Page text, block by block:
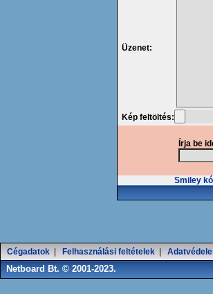
Üzenet:
Kép feltöltés:
Írja be
Smiley
Cégadatok Felhasználási feltételek
Netboard Bt. © 2001-2023.